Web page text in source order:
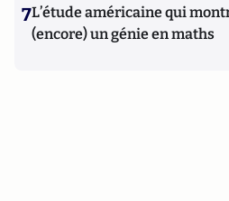
7L’étude américaine qui
(encore) un génie en maths